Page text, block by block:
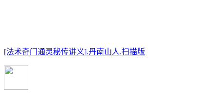
[法术奇门通灵秘传讲义].丹南山人.扫描版